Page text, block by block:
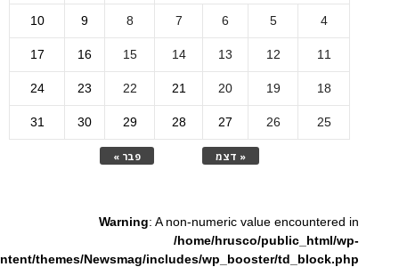
« דצמ פבר »
4
5
6
7
8
9
10
11
12
13
14
15
16
17
18
19
20
21
22
23
24
25
26
27
28
29
30
31
Warning: A non-numeric value encountered in
/home/hrusco/public_html/wp-
themes/Newsmag/includes/wp_booster/td_block.php